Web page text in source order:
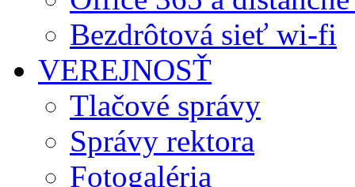
Bezdrôtová sieť wi-fi
VEREJNOSŤ
Tlačové správy
Správy rektora
Fotogaléria